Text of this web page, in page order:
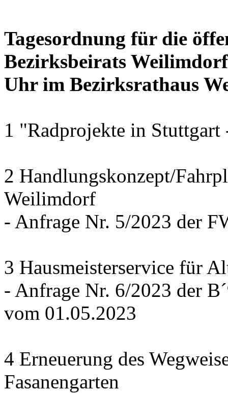
Tagesordnung für die
Bezirksbeirats
Uhr im Bezirksrathaus
1 "Radprojekte in
2 Handlungskonzept/
Weilimdorf
- Anfrage Nr. 5/2023 der
3 Hausmeisterservice für
- Anfrage Nr. 6/2023 der
vom 01.05.2023
4 Erneuerung des
Fasanengarten